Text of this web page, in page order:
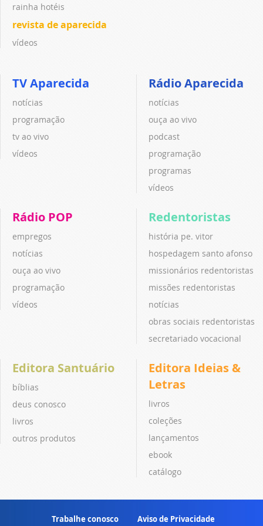
rainha hotéis
revista de aparecida
vídeos
TV Aparecida
notícias
programação
tv ao vivo
vídeos
Rádio Aparecida
notícias
ouça ao vivo
podcast
programação
programas
vídeos
Rádio POP
empregos
notícias
ouça ao vivo
programação
vídeos
Redentoristas
história pe. vitor
hospedagem santo afonso
missionários redentoristas
missões redentoristas
notícias
obras sociais redentoristas
secretariado vocacional
Editora Santuário
bíblias
deus conosco
livros
outros produtos
Editora Ideias &
Letras
livros
coleções
lançamentos
ebook
catálogo
Trabalhe conosco Aviso de Privacidade